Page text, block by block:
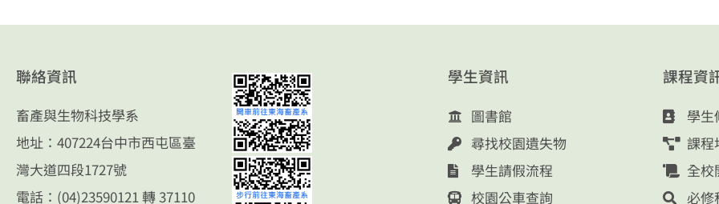
聯絡資訊
畜產與生物科技學系
地址：407224台中市西屯區臺
灣大道四段1727號
電話： (04)23590121 轉 37110
學生資訊
圖書館
尋找校園遺失物
學生請假流程
校園公車查詢
課程資
學生
課程
全校
必修